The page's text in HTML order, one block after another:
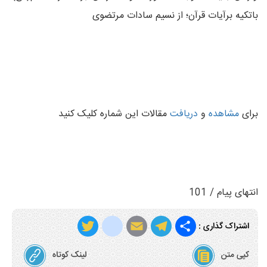
باتکیه برآیات قرآن؛ از نسیم سادات مرتضوی
برایمشاهده و دریافتمقالات این شماره کلیک کنید
انتهای پیام / 101
اشتراک گذاری :
T
E
T
S
h
کپی متن لینک کوتاه